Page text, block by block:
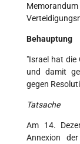
Behauptung
"Israel hat die
und damit
gegen
Tatsache
Am 14.
Annexion